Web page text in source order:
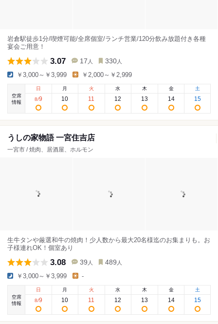
岩倉駅徒歩1分/喫煙可能/全席個室/ランチ営業/120分飲み放題付き各種
宴会ご用意！
3.07 17 人 330 人
￥3,000～￥3,999 ￥2,000～￥2,999
空席
情報
日
8/9
月
10
火
11
水
12
木
13
金
14
土
15
うしの家物語 一宮住吉店
一宮市 / 焼肉、居酒屋、ホルモン
生牛タンや厳選和牛の焼肉！少人数から最大20名様迄のお集まりも。お
子様連れOK！個室あり
3.08 39 人 489 人
￥3,000～￥3,999 -
空席
情報
日
8/9
月
10
火
11
水
12
木
13
金
14
土
15